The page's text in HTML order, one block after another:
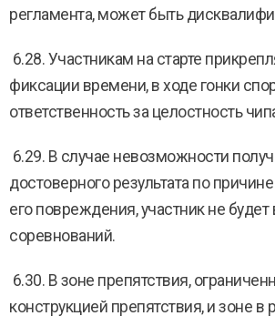
регламента, может быть
6.28. Участникам на старте
фиксации времени, в ходе гонки
ответственность за целостность
6.29. В случае невозможности
достоверного результата по
его повреждения, участник не
соревнований.
6.30. В зоне препятствия,
конструкцией препятствия, и зоне в